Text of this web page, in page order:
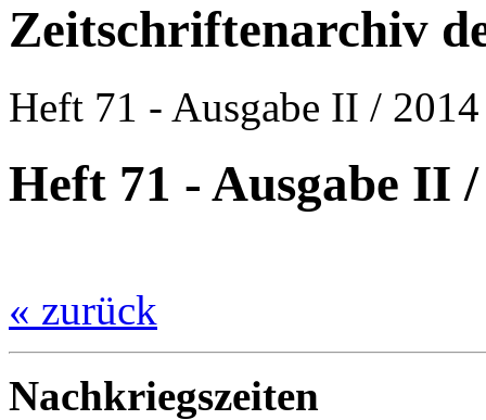
Zeitschriftenarchiv
Heft 71 - Ausgabe II / 2014
Heft 71 - Ausgabe II /
« zurück
Nachkriegszeiten